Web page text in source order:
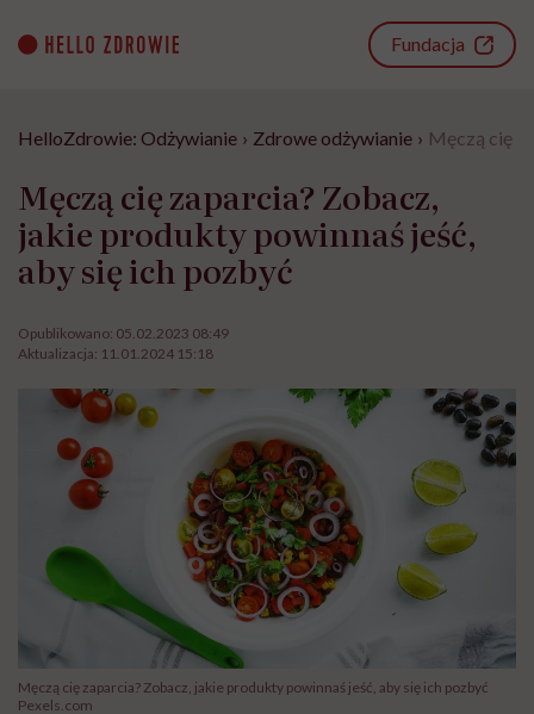
content
Fundacja
HelloZdrowie: Odżywianie › Zdrowe odżywianie › Męczą cię
Męczą cię zaparcia? Zobacz,
jakie produkty powinnaś jeść,
aby się ich pozbyć
Opublikowano: 05.02.2023 08:49
Aktualizacja: 11.01.2024 15:18
Męczą cię zaparcia? Zobacz, jakie produkty powinnaś jeść, aby się ich pozbyć
Pexels.com